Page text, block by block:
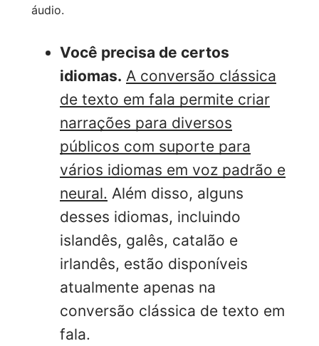
áudio.
Você precisa de certos
idiomas. A conversão clássica
de texto em fala permite criar
narrações para diversos
públicos com suporte para
vários idiomas em voz padrão e
neural. Além disso, alguns
desses idiomas, incluindo
islandês, galês, catalão e
irlandês, estão disponíveis
atualmente apenas na
conversão clássica de texto em
fala.